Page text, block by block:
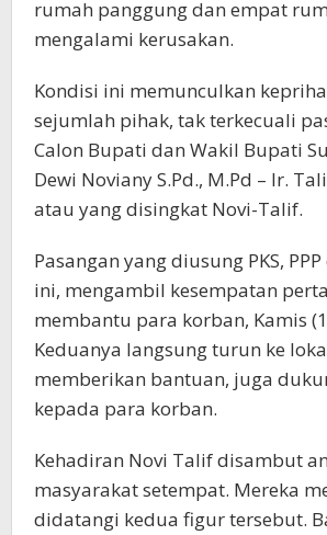
rumah panggung dan empat
mengalami kerusakan.
Kondisi ini memunculkan
sejumlah pihak, tak terkecuali
Calon Bupati dan Wakil Bupati
Dewi Noviany S.Pd., M.Pd – Ir.
atau yang disingkat Novi-Talif.
Pasangan yang diusung PKS,
ini, mengambil kesempatan
membantu para korban, Kamis
Keduanya langsung turun ke
memberikan bantuan, juga
kepada para korban.
Kehadiran Novi Talif disambut
masyarakat setempat. Mereka
didatangi kedua figur tersebut.